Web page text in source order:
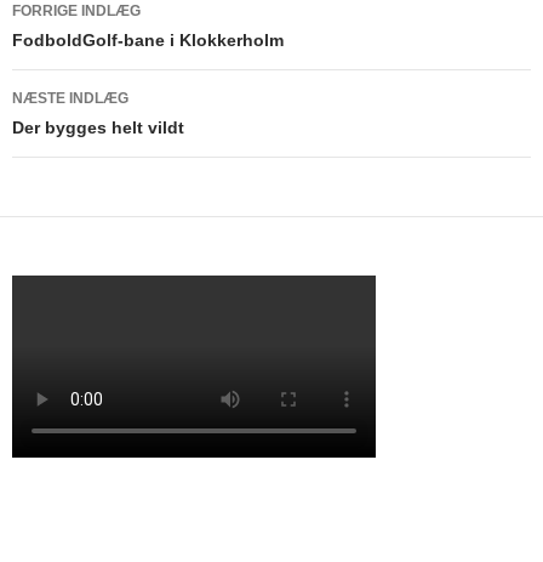
Indlægsnavigation
FORRIGE INDLÆG
FodboldGolf-bane i Klokkerholm
NÆSTE INDLÆG
Der bygges helt vildt